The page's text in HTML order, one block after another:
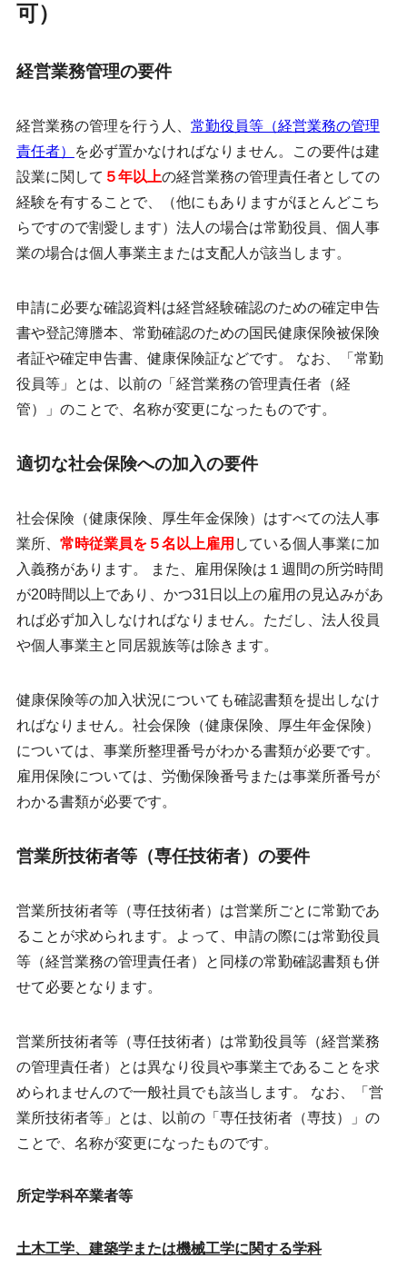
可）
経営業務管理の要件
経営業務の管理を行う人、 常勤役員等（経営業務の管理
責任者）
を必ず置かなければなりません。この要件は建
設業に関して ５年以上の経営業務の管理責任者としての
経験を有することで、（他にもありますがほとんどこち
らですので割愛します）法人の場合は常勤役員、個人事
業の場合は個人事業主または支配人が該当します。
申請に必要な確認資料は経営経験確認のための確定申告
書や登記簿謄本、常勤確認のための国民健康保険被保険
者証や確定申告書、健康保険証などです。 なお、「常勤
役員等」とは、以前の「経営業務の管理責任者（経
管）」のことで、名称が変更になったものです。
適切な社会保険への加入の要件
社会保険（健康保険、厚生年金保険）はすべての法人事
業所、 常時従業員を５名以上雇用 している個人事業に加
入義務があります。 また、雇用保険は１週間の所労時間
が20時間以上であり、かつ31日以上の雇用の見込みがあ
れば必ず加入しなければなりません。ただし、法人役員
や個人事業主と同居親族等は除きます。
健康保険等の加入状況についても確認書類を提出しなけ
ればなりません。社会保険（健康保険、厚生年金保険）
については、事業所整理番号がわかる書類が必要です。
雇用保険については、労働保険番号または事業所番号が
わかる書類が必要です。
営業所技術者等（専任技術者）の要件
営業所技術者等（専任技術者）は営業所ごとに常勤であ
ることが求められます。よって、申請の際には常勤役員
等（経営業務の管理責任者）と同様の常勤確認書類も併
せて必要となります。
営業所技術者等（専任技術者）は常勤役員等（経営業務
の管理責任者）とは異なり役員や事業主であることを求
められませんので一般社員でも該当します。 なお、「営
業所技術者等」とは、以前の「専任技術者（専技）」の
ことで、名称が変更になったものです。
所定学科卒業者等
土木工学、建築学または機械工学に関する学科